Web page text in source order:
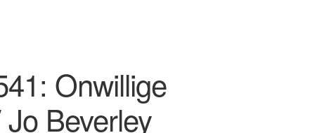
Onwillige
Beverley